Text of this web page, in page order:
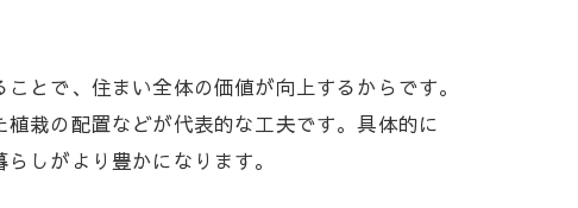
とで、住まい全体の価値が向上するからです。
栽の配置などが代表的な工夫です。具体的に
しがより豊かになります。